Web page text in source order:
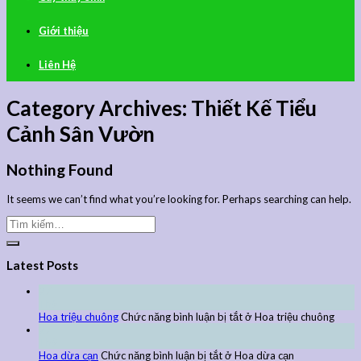
Giới thiệu
Liên Hệ
Category Archives: Thiết Kế Tiểu
Cảnh Sân Vườn
Nothing Found
It seems we can’t find what you’re looking for. Perhaps searching can help.
Latest Posts
Hoa triệu chuôngChức năng bình luận bị tắtở Hoa triệu chuông
Hoa dừa cạn Chức năng bình luận bị tắtở Hoa dừa cạn